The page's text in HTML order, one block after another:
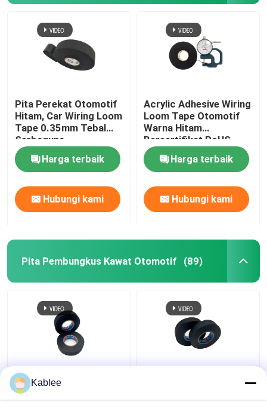
Pita Perekat Otomotif
Hitam, Car Wiring Loom
Tape 0.35mm Tebal
Serbaguna
Harga terbaik
Hubungi kami
Acrylic Adhesive Wiring
Loom Tape Otomotif
Warna Hitam
Bersertifikat RoHS
Harga terbaik
Hubungi kami
Pita Pembungkus Kawat Otomotif (89)
Pita Pembungkus
Harness Kawat
Kablee